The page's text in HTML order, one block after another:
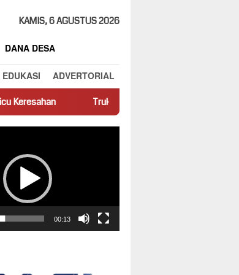
KAMIS, 6 AGUSTUS 2026
DANA DESA
EDUKASI ADVERTORIAL
Truk Miring Hambat Arus Lalu Lintas di Jalan
00:13